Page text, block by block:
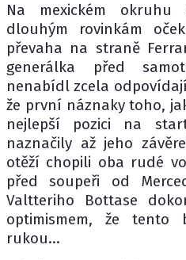
Na mexickém
dlouhým rovinkám
převaha na straně
generálka před
nenabídl zcela
že první náznaky toho,
nejlepší pozici na
naznačily až jeho
otěží chopili oba rudé
před soupeři od
Valtteriho Bottase
optimismem, že
rukou...